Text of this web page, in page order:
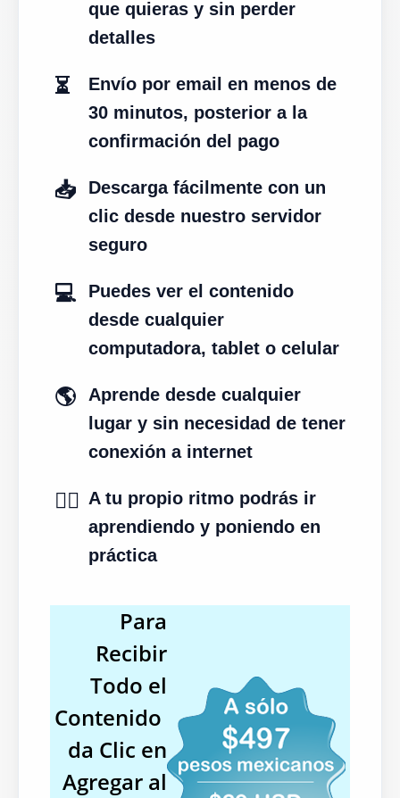
que quieras y sin perder
detalles
⏳
Envío por email en menos de
30 minutos, posterior a la
confirmación del pago
📥
Descarga fácilmente con un
clic desde nuestro servidor
seguro
💻
Puedes ver el contenido
desde cualquier
computadora, tablet o celular
🌎
Aprende desde cualquier
lugar y sin necesidad de tener
conexión a internet
✍🏻 A tu propio ritmo podrás ir
aprendiendo y poniendo en
práctica
Para
Recibir
Todo el
Contenido
da Clic en
Agregar al